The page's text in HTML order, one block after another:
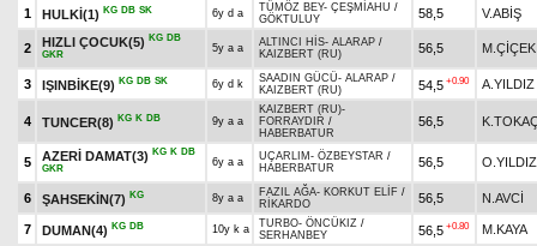
1 HULKİ(1) KG DB SK 6y d a TÜMÖZ BEY- ÇEŞMİAHU /
GÖKTULUY
58,5 V.ABİŞ
2 HIZLI ÇOCUK(5) KG DB
GKR
5y a a ALTINCI HİS- ALARAP /
KAIZBERT (RU)
56,5 M.ÇİÇEK
3 IŞINBİKE(9) KG DB SK 6y d k SAADIN GÜCÜ- ALARAP /
KAIZBERT (RU)
54,5 +0.90 A.YILDIZ
4 TUNCER(8) KG K DB 9y a a
KAIZBERT (RU)-
FORRAYDIR /
HABERBATUR
56,5
5 AZERİ DAMAT(3) KG K DB
GKR
6y a a UÇARLIM - ÖZBEYSTAR /
HABERBATUR
56,5 O.YILDIZ
6 ŞAHSEKİN(7) KG 8y a a FAZIL AĞA- KORKUT ELİF /
RİKARDO
56,5 N.AVCİ
7 DUMAN(4) KG DB 10y k a TURBO- ÖNCÜKIZ /
SERHANBEY
56,5 +0.80 M.KAYA